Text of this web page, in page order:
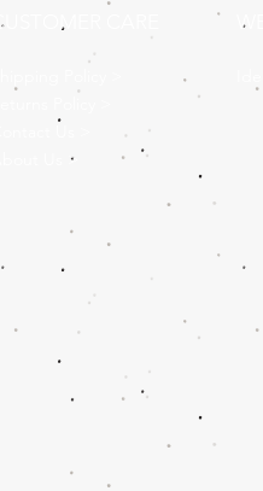
CUSTOMER CARE
About Us >